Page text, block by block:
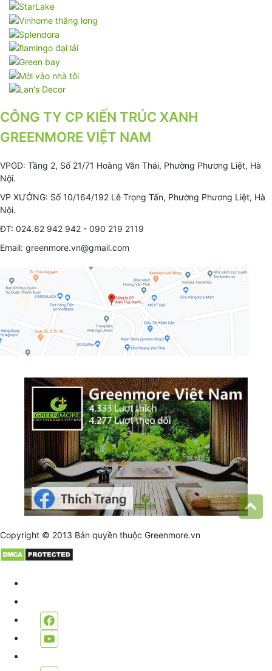
CÔNG TY CP KIẾN TRÚC XANH
GREENMORE VIỆT NAM
VPGD: Tầng 2, Số 21/71 Hoàng Văn Thái, Phường Phương Liệt, Hà
Nội.
VP XƯỞNG: Số 10/164/192 Lê Trọng Tấn, Phường Phương Liệt, Hà
Nội.
ĐT: 024.62 942 942 - 090 219 2119
Email: greenmore.vn@gmail.com
Copyright © 2013 Bản quyền thuộc Greenmore.vn